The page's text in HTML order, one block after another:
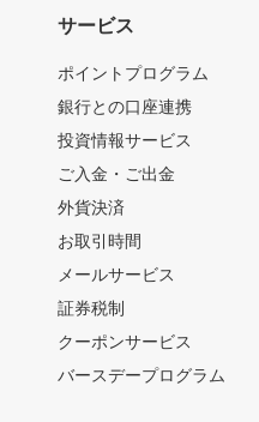
サービス
ポイントプログラム
銀行との口座連携
投資情報サービス
ご入金・ご出金
外貨決済
お取引時間
メールサービス
証券税制
クーポンサービス
バースデープログラム